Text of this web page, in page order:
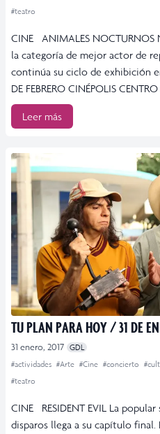
#teatro
CINE ANIMALES NOCTURNOS
la categoría de mejor actor de
continúa su ciclo de exhibición
DE FEBRERO CINÉPOLIS
Leer más
TU PLAN PARA HOY / 31 DE
31 enero, 2017 GDL
#actividades #Arte #Cine #concierto
#teatro
CINE RESIDENT EVIL La
disparos llega a su capítulo